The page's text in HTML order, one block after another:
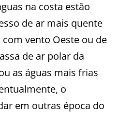
na costa estão
de ar mais quente
vento Oeste ou de
de ar polar da
as águas mais frias
o
em outras época do